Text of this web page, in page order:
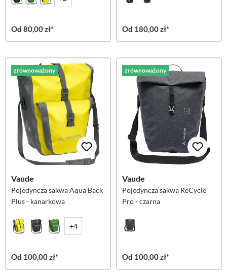
Od 80,00 zł* Od 180,00 zł*
zrównoważony
Vaude
Pojedyncza sakwa Aqua Back
Plus - kanarkowa
+4
Od 100,00 zł*
zrównoważony
Vaude
Pojedyncza sakwa ReCycle
Pro - czarna
Od 100,00 zł*